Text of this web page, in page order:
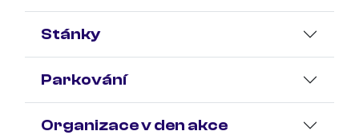
Stánky
Parkování
Organizace v den akce